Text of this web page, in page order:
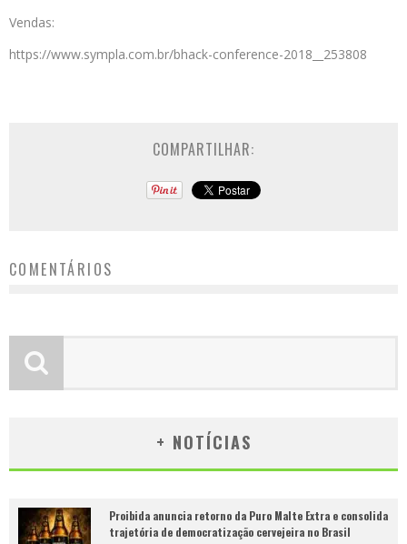
Vendas:
https://www.sympla.com.br/bhack-conference-2018__253808
COMPARTILHAR:
COMENTÁRIOS
+ NOTÍCIAS
Proibida anuncia retorno da Puro Malte Extra e consolida
trajetória de democratização cervejeira no Brasil